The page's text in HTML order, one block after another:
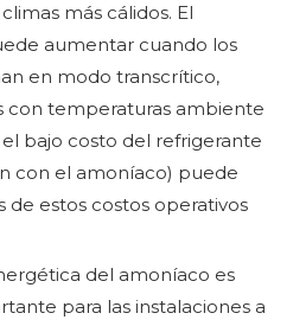
más cálidos. El
aumentar cuando los
en modo transcrítico,
con temperaturas ambiente
bajo costo del refrigerante
con el amoníaco) puede
de estos costos operativos
del amoníaco es
para las instalaciones a